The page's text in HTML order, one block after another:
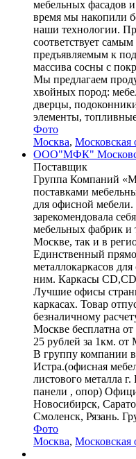
мебельных фасадов
время мы накопили
наши технологии.
соответствует
предъявляемым к
массива сосны с
Мы предлагаем
хвойных пород:
дверцы,
элементы,
Фото
Москва, Московская
ООО"МФК"
Поставщик
Группа Компаний
поставками
для офисной
зарекомендовала
мебельных фабрик и
Москве, так и в
Единственный
металлокаркасов
ним. Каркасы
Лучшие офисы
каркасах. Товар
безналичному
Москве бесплатна
25 рублей за 1км.
В группу компании
Истра.(офисная
листового металла
панели , опор)
Новосибирск,
Смоленск, Рязань.
Фото
Москва, Московская